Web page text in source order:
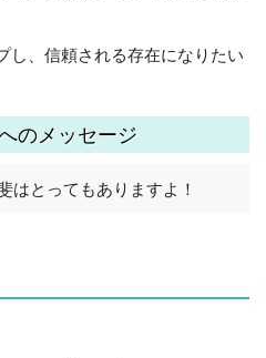
し、信頼される存在になりたい
のメッセージ
はとってもありますよ！